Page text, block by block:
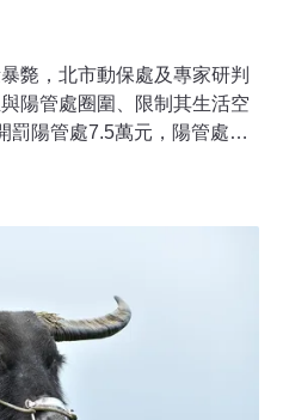
斃，北市動保處及專家研判
陽管處圈圍、限制其生活空
罰陽管處7.5萬元，陽管處不
會將依程序審議，最快5月
關蒐證、處罰陽管處理由依
局，提到訴願的委員會去審
內審結，所以結果在5月初